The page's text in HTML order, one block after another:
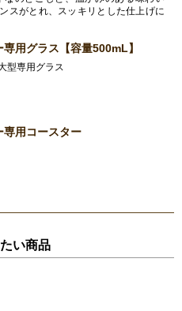
スがとれ、スッキリとした仕上げに
用グラス【容量500mL】
型専用グラス
専用コースター
い商品